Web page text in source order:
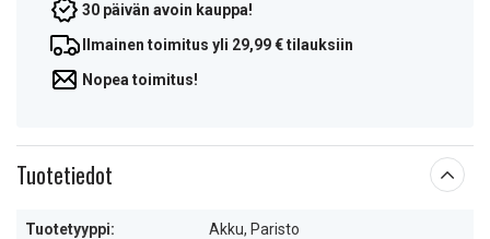
30 päivän avoin kauppa!
Ilmainen toimitus yli 29,99 € tilauksiin
Nopea toimitus!
Tuotetiedot
Tuotetyyppi: Akku, Paristo